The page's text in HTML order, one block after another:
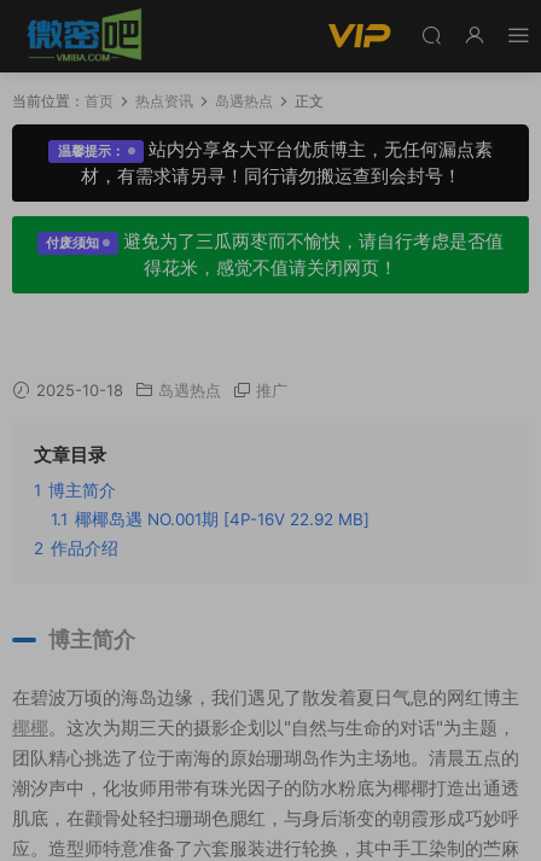
当前位置： 首页 热点资讯 岛遇热点 正文
温馨提示：
站内分享各大平台优质博主，无任何漏点素
材，有需求请另寻！同行请勿搬运查到会封号！
付废须知
避免为了三瓜两枣而不愉快，请自行考虑是否值
得花米，感觉不值请关闭网页！
2025-10-18 岛遇热点 推广
文章目录
1 博主简介
1.1 椰椰岛遇 NO.001期 [4P-16V 22.92 MB]
2 作品介绍
博主简介
在碧波万顷的海岛边缘，我们遇见了散发着夏日气息的网红博主
椰椰。这次为期三天的摄影企划以"自然与生命的对话"为主题，
团队精心挑选了位于南海的原始珊瑚岛作为主场地。清晨五点的
潮汐声中，化妆师用带有珠光因子的防水粉底为椰椰打造出通透
肌底，在颧骨处轻扫珊瑚色腮红，与身后渐变的朝霞形成巧妙呼
应。造型师特意准备了六套服装进行轮换，其中手工染制的苎麻